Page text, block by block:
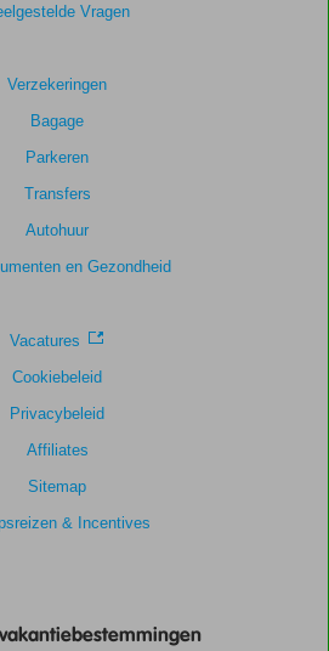
-
Vragen
Verzekeringen
Bagage
Parkeren
Transfers
Autohuur
en Gezondheid
Vacatures
Cookiebeleid
Privacybeleid
Affiliates
Sitemap
& Incentives